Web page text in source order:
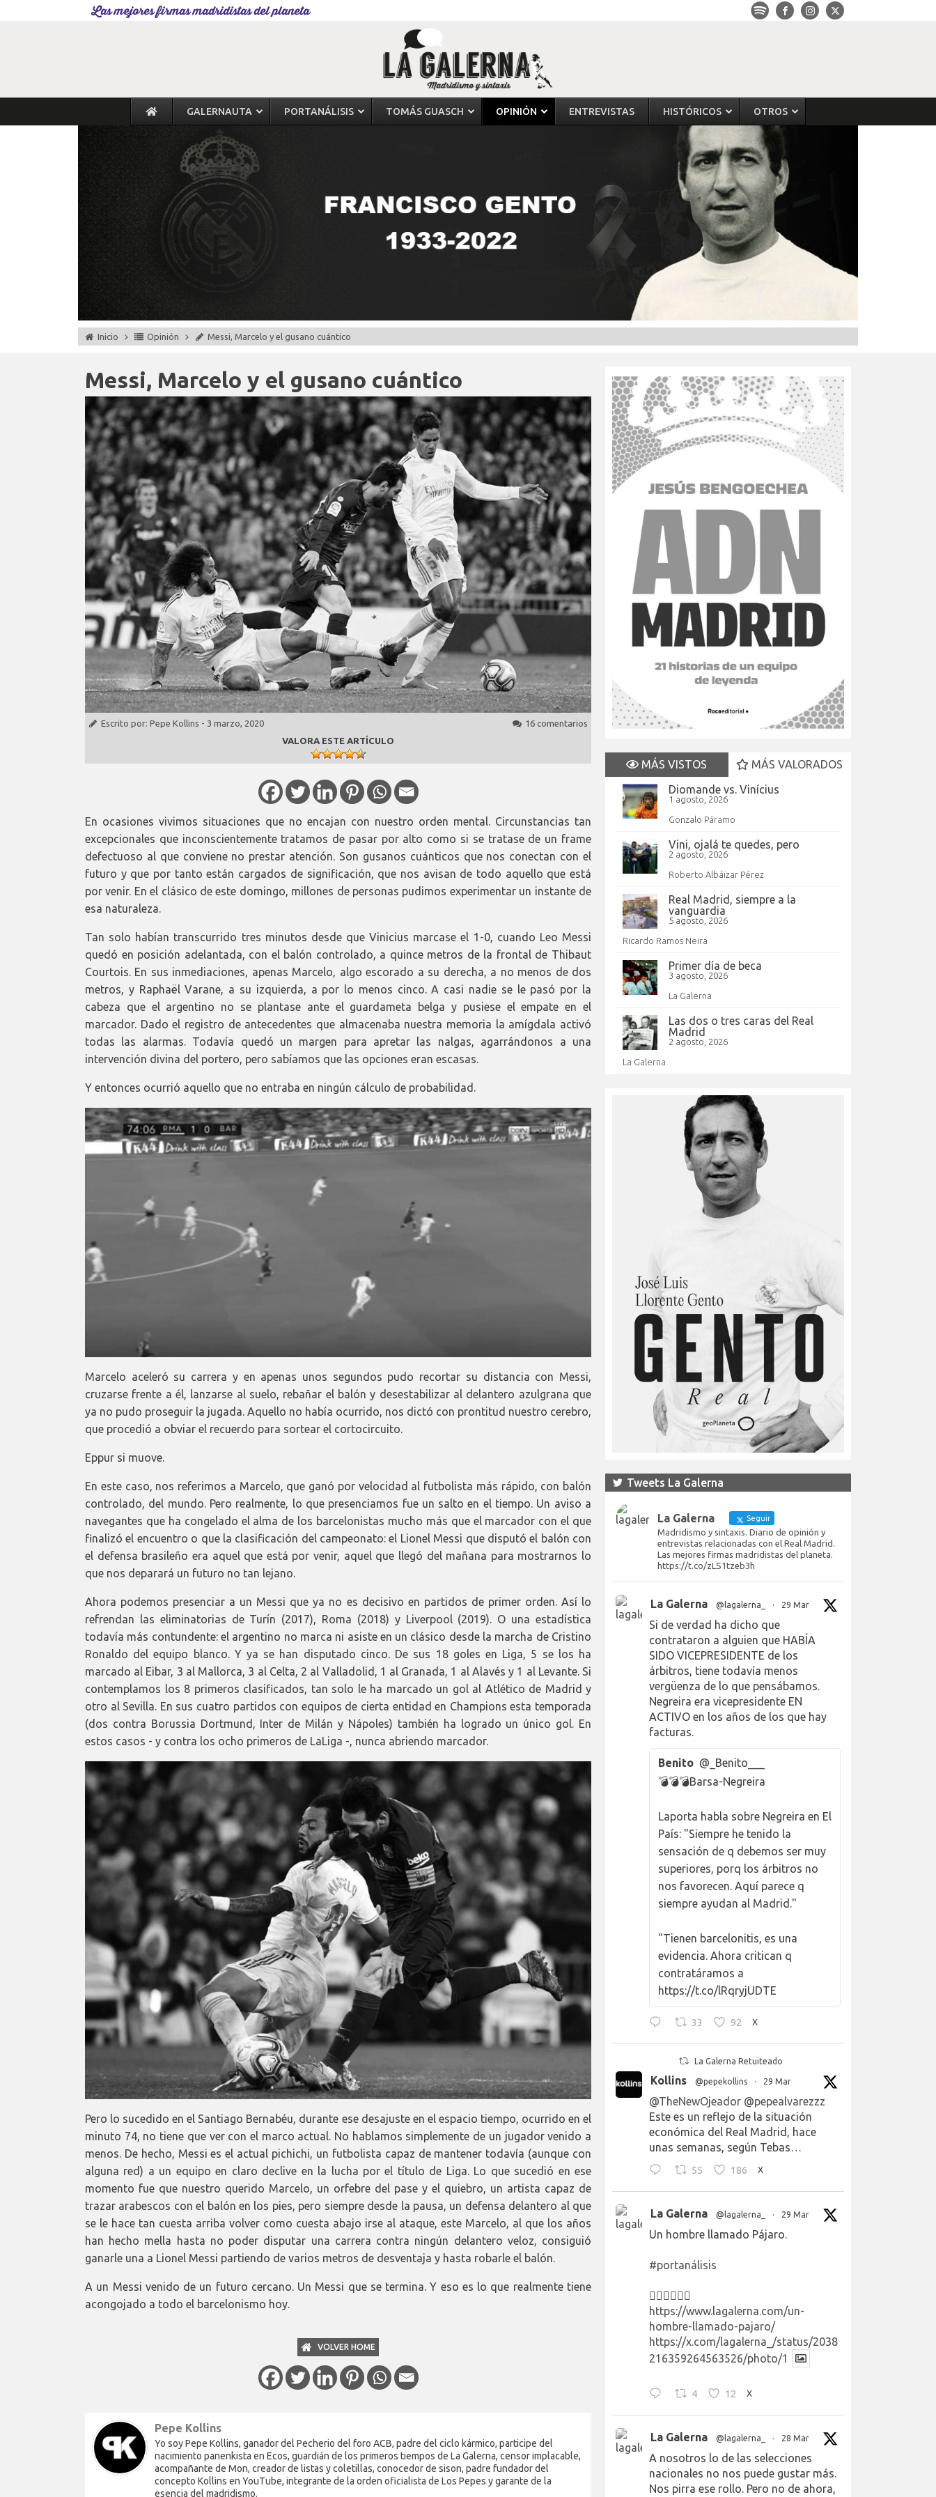
Las mejores firmas madridistas del planeta
GALERNAUTA PORTANÁLISIS TOMÁS GUASCH OPINIÓN ENTREVISTAS HISTÓRICOS OTROS
Inicio Opinión Messi, Marcelo y el gusano cuántico
Messi, Marcelo y el gusano cuántico
Escrito por: Pepe Kollins - 3 marzo, 2020
16 comentarios
VALORA ESTE ARTÍCULO
En ocasiones vivimos situaciones que no encajan con nuestro orden mental. Circunstancias tan
excepcionales que inconscientemente tratamos de pasar por alto como si se tratase de un frame
defectuoso al que conviene no prestar atención. Son gusanos cuánticos que nos conectan con el
futuro y que por tanto están cargados de significación, que nos avisan de todo aquello que está
por venir. En el clásico de este domingo, millones de personas pudimos experimentar un instante de
esa naturaleza.
Tan solo habían transcurrido tres minutos desde que Vinicius marcase el 1-0, cuando Leo Messi
quedó en posición adelantada, con el balón controlado, a quince metros de la frontal de Thibaut
Courtois. En sus inmediaciones, apenas Marcelo, algo escorado a su derecha, a no menos de dos
metros, y Raphaël Varane, a su izquierda, a por lo menos cinco. A casi nadie se le pasó por la
cabeza que el argentino no se plantase ante el guardameta belga y pusiese el empate en el
marcador. Dado el registro de antecedentes que almacenaba nuestra memoria la amígdala activó
todas las alarmas. Todavía quedó un margen para apretar las nalgas, agarrándonos a una
intervención divina del portero, pero sabíamos que las opciones eran escasas.
Y entonces ocurrió aquello que no entraba en ningún cálculo de probabilidad.
Marcelo aceleró su carrera y en apenas unos segundos pudo recortar su distancia con Messi,
cruzarse frente a él, lanzarse al suelo, rebañar el balón y desestabilizar al delantero azulgrana que
ya no pudo proseguir la jugada. Aquello no había ocurrido, nos dictó con prontitud nuestro cerebro,
que procedió a obviar el recuerdo para sortear el cortocircuito.
Eppur si muove.
En este caso, nos referimos a Marcelo, que ganó por velocidad al futbolista más rápido, con balón
controlado, del mundo. Pero realmente, lo que presenciamos fue un salto en el tiempo. Un aviso a
navegantes que ha congelado el alma de los barcelonistas mucho más que el marcador con el que
finalizó el encuentro o que la clasificación del campeonato: el Lionel Messi que disputó el balón con
el defensa brasileño era aquel que está por venir, aquel que llegó del mañana para mostrarnos lo
que nos deparará un futuro no tan lejano.
Ahora podemos presenciar a un Messi que ya no es decisivo en partidos de primer orden. Así lo
refrendan las eliminatorias de Turín (2017), Roma (2018) y Liverpool (2019). O una estadística
todavía más contundente: el argentino no marca ni asiste en un clásico desde la marcha de Cristino
Ronaldo del equipo blanco. Y ya se han disputado cinco. De sus 18 goles en Liga, 5 se los ha
marcado al Eibar, 3 al Mallorca, 3 al Celta, 2 al Valladolid, 1 al Granada, 1 al Alavés y 1 al Levante. Si
contemplamos los 8 primeros clasificados, tan solo le ha marcado un gol al Atlético de Madrid y
otro al Sevilla. En sus cuatro partidos con equipos de cierta entidad en Champions esta temporada
(dos contra Borussia Dortmund, Inter de Milán y Nápoles) también ha logrado un único gol. En
estos casos - y contra los ocho primeros de LaLiga -, nunca abriendo marcador.
Pero lo sucedido en el Santiago Bernabéu, durante ese desajuste en el espacio tiempo, ocurrido en el
minuto 74, no tiene que ver con el marco actual. No hablamos simplemente de un jugador venido a
menos. De hecho, Messi es el actual pichichi, un futbolista capaz de mantener todavía (aunque con
alguna red) a un equipo en claro declive en la lucha por el título de Liga. Lo que sucedió en ese
momento fue que nuestro querido Marcelo, un orfebre del pase y el quiebro, un artista capaz de
trazar arabescos con el balón en los pies, pero siempre desde la pausa, un defensa delantero al que
se le hace tan cuesta arriba volver como cuesta abajo irse al ataque, este Marcelo, al que los años
han hecho mella hasta no poder disputar una carrera contra ningún delantero veloz, consiguió
ganarle una a Lionel Messi partiendo de varios metros de desventaja y hasta robarle el balón.
A un Messi venido de un futuro cercano. Un Messi que se termina. Y eso es lo que realmente tiene
acongojado a todo el barcelonismo hoy.
VOLVER HOME
Pepe Kollins
Yo soy Pepe Kollins, ganador del Pecherio del foro ACB, padre del ciclo kármico, participe del
nacimiento panenkista en Ecos, guardián de los primeros tiempos de La Galerna, censor implacable,
acompañante de Mon, creador de listas y coletillas, conocedor de sison, padre fundador del
concepto Kollins en YouTube, integrante de la orden oficialista de Los Pepes y garante de la
esencia del madridismo.
MÁS VISTOS
MÁS VALORADOS
Diomande vs. Vinícius
1 agosto, 2026
Gonzalo Páramo
Vini, ojalá te quedes, pero
2 agosto, 2026
Roberto Albáizar Pérez
Real Madrid, siempre a la
vanguardia
5 agosto, 2026
Ricardo Ramos Neira
Primer día de beca
3 agosto, 2026
La Galerna
Las dos o tres caras del Real
Madrid
2 agosto, 2026
La Galerna
Tweets La Galerna
La Galerna Seguir
Madridismo y sintaxis. Diario de opinión y
entrevistas relacionadas con el Real Madrid.
Las mejores firmas madridistas del planeta.
https://t.co/zLS1tzeb3h
La Galerna @lagalerna_ · 29 Mar
Si de verdad ha dicho que
contrataron a alguien que HABÍA
SIDO VICEPRESIDENTE de los
árbitros, tiene todavía menos
vergüenza de lo que pensábamos.
Negreira era vicepresidente EN
ACTIVO en los años de los que hay
facturas.
Benito @_Benito___
💣💣💣Barsa-Negreira
Laporta habla sobre Negreira en El
País: "Siempre he tenido la
sensación de q debemos ser muy
superiores, porq los árbitros no
nos favorecen. Aquí parece q
siempre ayudan al Madrid."
"Tienen barcelonitis, es una
evidencia. Ahora critican q
contratáramos a
https://t.co/lRqryjUDTE
33 92 X
La Galerna Retuiteado
Kollins @pepekollins · 29 Mar
@TheNewOjeador @pepealvarezzz
Este es un reflejo de la situación
económica del Real Madrid, hace
unas semanas, según Tebas…
55 186 X
La Galerna @lagalerna_ · 29 Mar
Un hombre llamado Pájaro.
#portanálisis
👉🏻👉🏻👉🏻
https://www.lagalerna.com/un-
hombre-llamado-pajaro/
https://x.com/lagalerna_/status/2038
216359264563526/photo/1
4 12 X
La Galerna @lagalerna_ · 28 Mar
A nosotros lo de las selecciones
nacionales no nos puede gustar más.
Nos pirra ese rollo. Pero no de ahora,